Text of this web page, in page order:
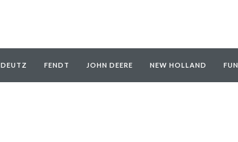
DEUTZ FENDT JOHN DEERE NEW HOLLAND FUN